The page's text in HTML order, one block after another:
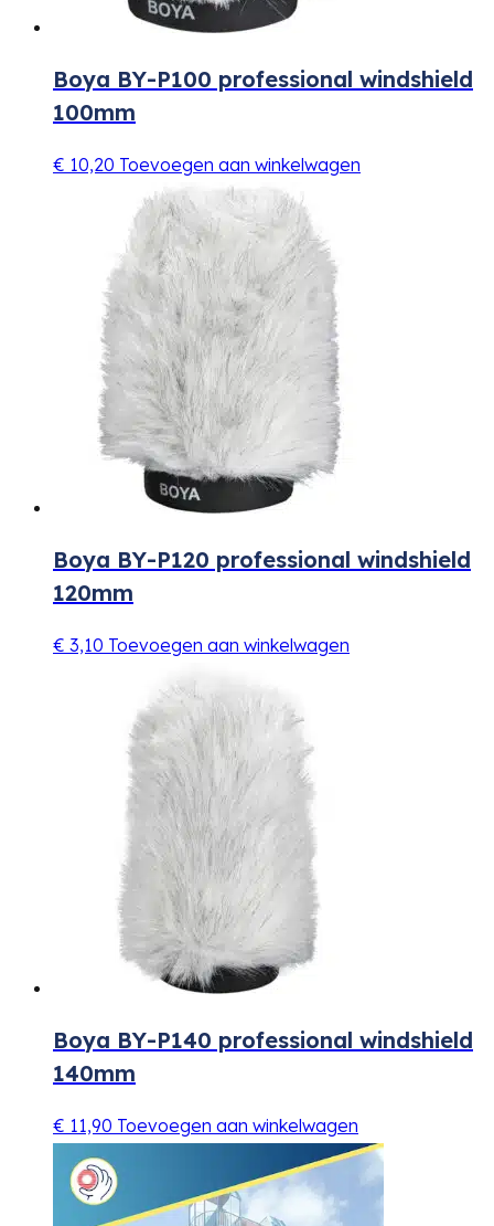
Boya BY-P100 professional windshield
100mm
€ 10,20 Toevoegen aan winkelwagen
Boya BY-P120 professional windshield
120mm
€ 3,10 Toevoegen aan winkelwagen
Boya BY-P140 professional windshield
140mm
€ 11,90 Toevoegen aan winkelwagen